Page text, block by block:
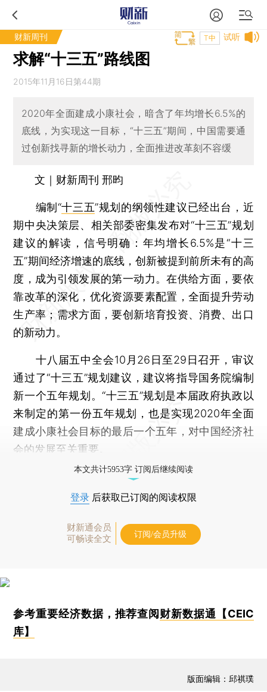
财新周刊 试听
T中
求解“十三五”路线图
2015年11月16日第44期
2020年全面建成小康社会，暗含了年均增长6.5%的
底线，为实现这一目标，“十三五”期间，中国需要通
过创新找寻新的增长动力，全面推进改革刻不容缓
文｜财新周刊 邢昀
编制“十三五”规划的纲领性建议已经出台，近
期中央决策层、相关部委密集发布对“十三五”规划
建议的解读，信号明确：年均增长6.5%是“十三
五”期间经济增速的底线，创新被提到前所未有的高
度，成为引领发展的第一动力。在供给方面，要依
靠改革的深化，优化资源要素配置，全面提升劳动
生产率；需求方面，要创新培育投资、消费、出口
的新动力。
十八届五中全会10月26日至29日召开，审议
通过了“十三五”规划建议，建议将指导国务院编制
新一个五年规划。“十三五”规划是本届政府执政以
来制定的第一份五年规划，也是实现2020年全面
建成小康社会目标的最后一个五年，对中国经济社
会的发展至关重要。
本文共计5953字 订阅后继续阅读
登录 后获取已订阅的阅读权限
财新通会员
可畅读全文
订阅/会员升级
参考重要经济数据，推荐查阅 财新数据通【CEIC
库】
版面编辑：邱祺璞